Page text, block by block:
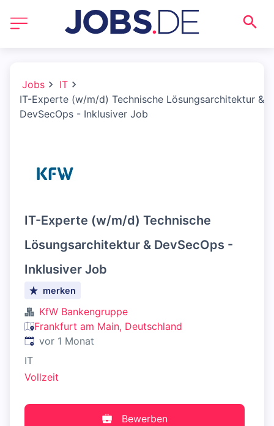
Jobs
IT
IT-Experte (w/m/d) Technische Lösungsarchitektur &
DevSecOps - Inklusiver Job
IT-Experte (w/m/d) Technische
Lösungsarchitektur & DevSecOps -
Inklusiver Job
merken
KfW Bankengruppe
Frankfurt am Main, Deutschland
Veröffentlicht:
vor 1 Monat
IT
Vollzeit
Bewerben